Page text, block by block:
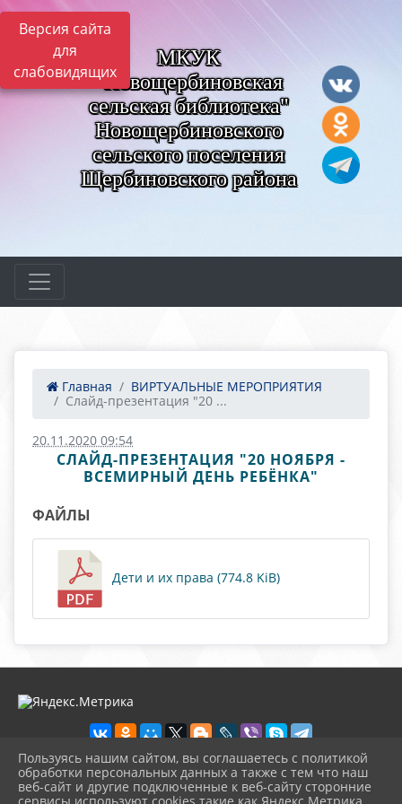
Версия сайта
для
слабовидящих
МКУК
"Новощербиновская
сельская библиотека"
Новощербиновского
сельского поселения
Щербиновского района
Главная
ВИРТУАЛЬНЫЕ МЕРОПРИЯТИЯ
Слайд-презентация "20 ...
20.11.2020 09:54
СЛАЙД-ПРЕЗЕНТАЦИЯ "20 НОЯБРЯ -
ВСЕМИРНЫЙ ДЕНЬ РЕБЁНКА"
ФАЙЛЫ
Дети и их права (774.8 KiB)
2026 г. novosb.sherbok.ru
Пользуясь нашим сайтом, вы соглашаетесь с политикой
обработки персональных данных а также с тем что наш
веб-сайт и другие подключенные к веб-сайту сторонние